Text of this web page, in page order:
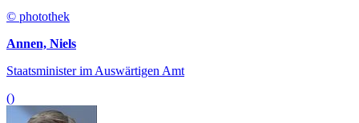
© photothek
Annen, Niels
Staatsminister im Auswärtigen Amt
()